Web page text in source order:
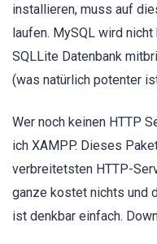
installieren, muss auf
laufen. MySQL wird
SQLLite Datenbank
(was natürlich potenter
Wer noch keinen HTTP
ich XAMPP. Dieses
verbreitetsten HTTP-
ganze kostet nichts und
ist denkbar einfach.